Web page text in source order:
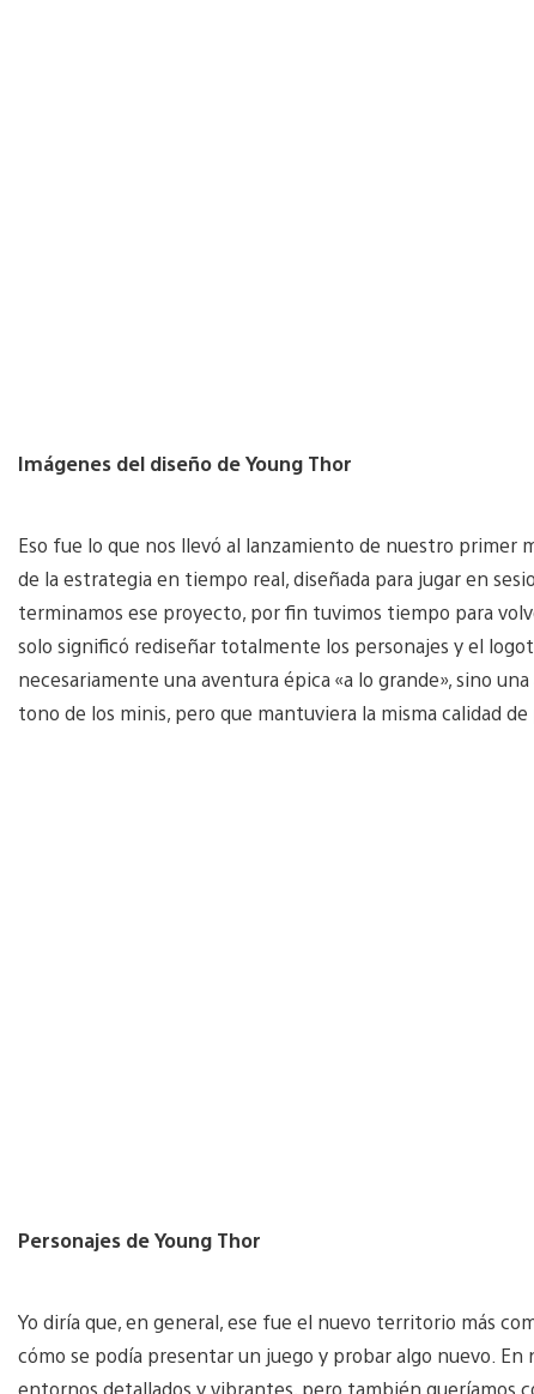
Imágenes del diseño de Young Thor
Eso fue lo que nos llevó al lanzamiento de nuestro primer
de la estrategia en tiempo real, diseñada para jugar en
terminamos ese proyecto, por fin tuvimos tiempo para
solo significó rediseñar totalmente los personajes y el
necesariamente una aventura épica «a lo grande», sino
tono de los minis, pero que mantuviera la misma calidad
Personajes de Young Thor
Yo diría que, en general, ese fue el nuevo territorio más
cómo se podía presentar un juego y probar algo nuevo.
entornos detallados y vibrantes, pero también queríamos